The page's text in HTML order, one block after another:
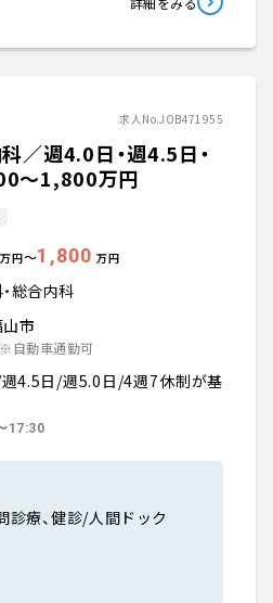
求人No.JOB471955
／週4.0日・週4.5日・
〜1,800万円
万円〜1,800 万円
総合内科
市
自動車通勤可
4.5日/週5.0日/4週7休制が基
17:30
診療、健診/人間ドック